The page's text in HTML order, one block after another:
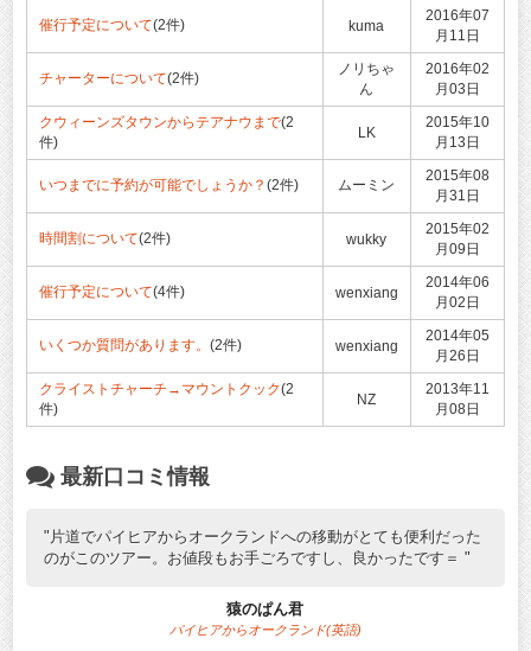
催行予定について(2件) kuma
2016年07
月11日
チャーターについて(2件)
ノリちゃ
ん
2016年02
月03日
クウィーンズタウンからテアナウまで(2
件)
LK
2015年10
月13日
いつまでに予約が可能でしょうか？ (2件) ムーミン
2015年08
月31日
時間割について(2件) wukky
2015年02
月09日
催行予定について(4件) wenxiang
2014年06
月02日
いくつか質問があります。 (2件) wenxiang
2014年05
月26日
クライストチャーチ→マウントクック(2
件)
NZ
2013年11
月08日
最新口コミ情報
片道でパイヒアからオークランドへの移動がとても便利だった
のがこのツアー。お値段もお手ごろですし、良かったです＝
猿のぱん君
パイヒアからオークランド(英語)